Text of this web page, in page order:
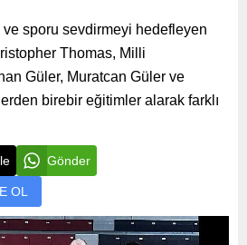
sporu sevdirmeyi hedefleyen
Thomas, Milli
Güler, Muratcan Güler ve
birebir eğitimler alarak farklı
Gönder
OL